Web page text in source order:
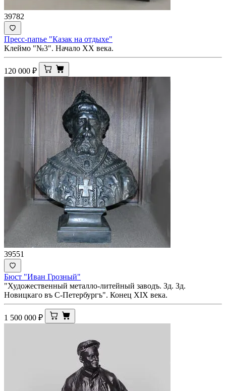
39782
Пресс-папье "Казак на отдыхе"
Клеймо "№3". Начало XX века.
120 000 ₽
39551
Бюст "Иван Грозный"
"Художественный металло-литейный заводъ. Зд. Зд.
Новицкаго въ С-Петербургъ". Конец XIX века.
1 500 000 ₽